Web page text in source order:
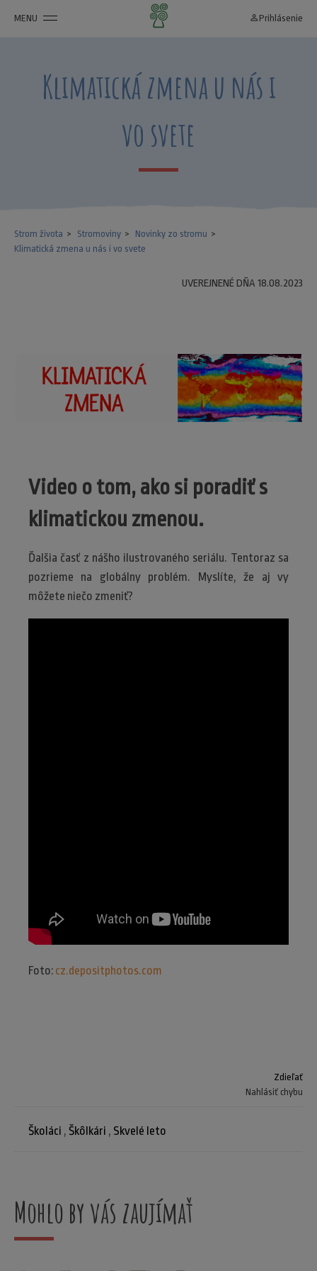
MENU person_outline Prihlásenie
Klimatická zmena u nás i
vo svete
Strom života Stromoviny
Novinky zo stromu
Klimatická zmena u nás i vo svete
UVEREJNENÉ DŇA 18.08.2023
Video o tom, ako si poradiť s
klimatickou zmenou.
Ďalšia časť z nášho ilustrovaného seriálu. Tentoraz sa
pozrieme na globálny problém. Myslíte, že aj vy
môžete niečo zmeniť?
Foto: cz.depositphotos.com
Zdieľať
Nahlásiť chybu
Školáci , Škôlkári , Skvelé leto
Mohlo by vás zaujímať